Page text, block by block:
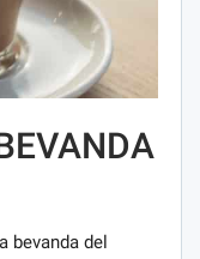
bevanda del